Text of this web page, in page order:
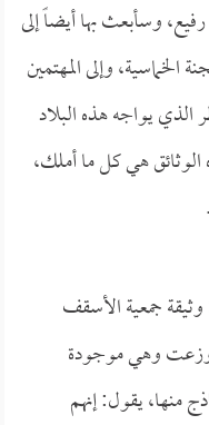
وسأبعث بها أيضاً إلى
الخماسية، وإلى المهتمين
يواجه هذه البلاد
هي كل ما أملك،
وثيقة جمعية الأسقف
وهي موجودة
منها، يقول: إنهم